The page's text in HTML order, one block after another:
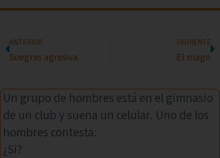
ANTERIOR
Suegras agresiva
SIGUIENTE
El mago
Un grupo de hombres está en el gimnasio
de un club y suena un celular. Uno de los
hombres contesta:
¿Si?